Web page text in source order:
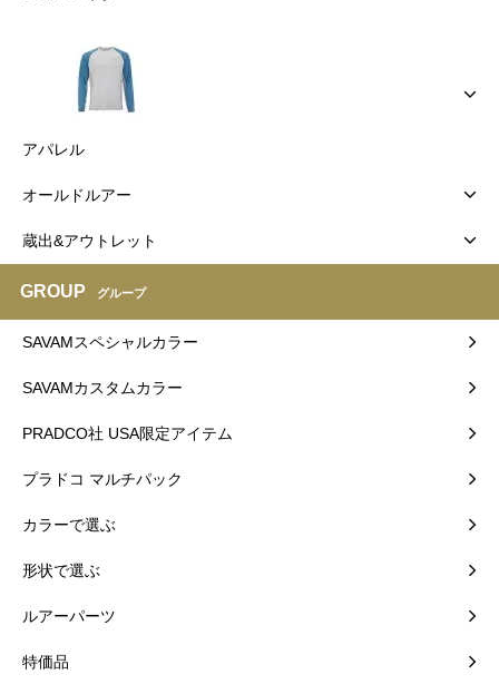
アパレル
オールドルアー
蔵出&アウトレット
GROUP グループ
SAVAMスペシャルカラー
SAVAMカスタムカラー
PRADCO社 USA限定アイテム
プラドコ マルチパック
カラーで選ぶ
形状で選ぶ
ルアーパーツ
特価品